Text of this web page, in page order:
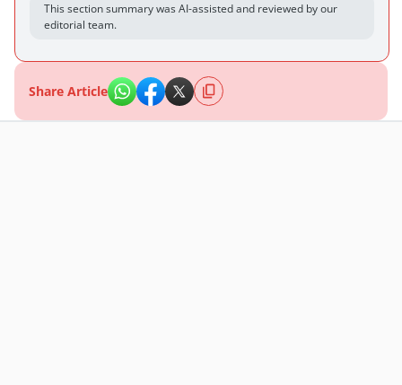
This section summary was AI-assisted and reviewed by our
editorial team.
Share Article